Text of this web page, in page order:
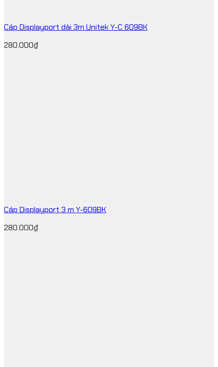
Cáp Displayport dài 3m Unitek Y-C 609BK
280.000₫
Cáp Displayport 3 m Y-609BK
280.000₫